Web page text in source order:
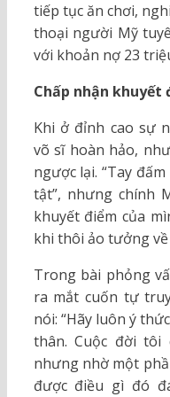
tiếp tục ăn chơi,
thoại người Mỹ
với khoản nợ 23
Chấp nhận
Khi ở đỉnh cao sự
võ sĩ hoàn hảo,
ngược lại. “Tay
tật”, nhưng chính
khuyết điểm của
khi thôi ảo tưởng về
Trong bài phỏng
ra mắt cuốn tự
nói: “Hãy luôn ý
thân. Cuộc đời tôi
nhưng nhờ một
được điều gì đó